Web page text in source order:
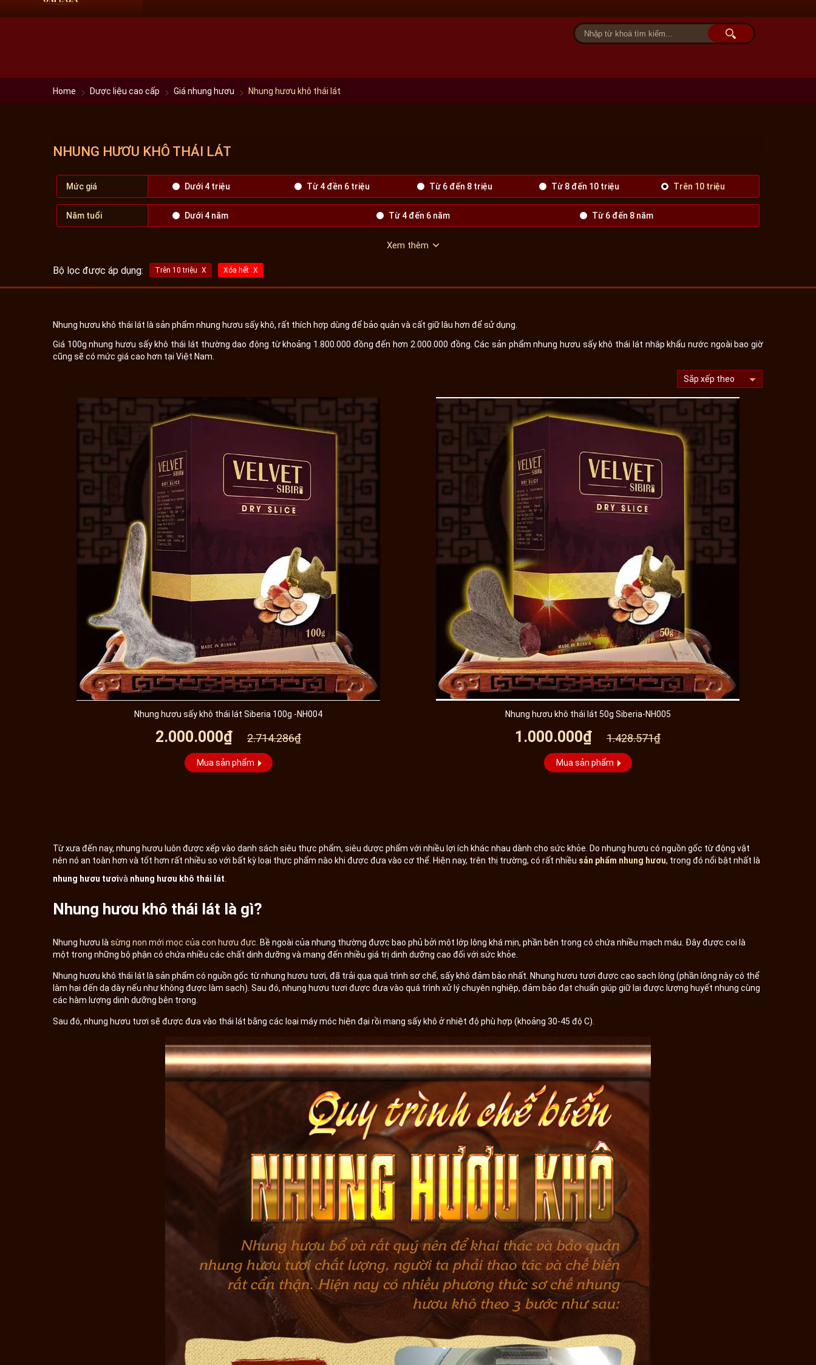
Home Dược liệu cao cấp Giá nhung hươu Nhung hươu khô thái lát
NHUNG HƯƠU KHÔ THÁI LÁT
Mức giá Dưới 4 triệu Từ 4 đền 6 triệu Từ 6 đến 8 triệu Từ 8 đến 10 triệu Trên 10 triệu
Năm tuổi Dưới 4 năm Từ 4 đến 6 năm Từ 6 đến 8 năm
Xem thêm
Bộ lọc được áp dụng: Trên 10 triệu Xóa hết
Nhung hươu khô thái lát là sản phẩm nhung hươu sấy khô, rất thích hợp dùng để bảo quản và cất giữ lâu hơn để sử dụng.
Giá 100g nhung hươu sấy khô thái lát thường dao động từ khoảng 1.800.000 đồng đến hơn 2.000.000 đồng. Các sản phẩm nhung hươu sấy khô thái lát nhâp khẩu nước ngoài bao giờ
cũng sẽ có mức giá cao hơn tại Việt Nam.
Nhung hươu sấy khô thái lát Siberia 100g -NH004
2.000.000₫ 2.714.286₫
Mua sản phẩm
Nhung hươu khô thái lát 50g Siberia-NH005
1.000.000₫ 1.428.571₫
Mua sản phẩm
Từ xưa đến nay, nhung hươu luôn được xếp vào danh sách siêu thực phẩm, siêu dược phẩm với nhiều lợi ích khác nhau dành cho sức khỏe. Do nhung hươu có nguồn gốc từ động vật
nên nó an toàn hơn và tốt hơn rất nhiều so với bất kỳ loại thực phẩm nào khi được đưa vào cơ thể. Hiện nay, trên thị trường, có rất nhiều sản phẩm nhung hươu, trong đó nổi bật nhất là
nhung hươu tươivà nhung hươu khô thái lát
Nhung hươu khô thái lát là gì?
Nhung hươu là sừng non mới mọc của con hươu đực . Bề ngoài của nhung thường được bao phủ bởi một lớp lông khá mịn, phần bên trong có chứa nhiều mạch máu. Đây được coi là
một trong những bộ phận có chứa nhiều các chất dinh dưỡng và mang đến nhiều giá trị dinh dưỡng cao đối với sức khỏe.
Nhung hươu khô thái lát là sản phẩm có nguồn gốc từ nhung hươu tươi, đã trải qua quá trình sơ chế, sấy khô đảm bảo nhất. Nhung hươu tươi được cạo sạch lông (phần lông này có thể
làm hại đến dạ dày nếu như không được làm sạch). Sau đó, nhung hươu tươi được đưa vào quá trình xử lý chuyên nghiệp, đảm bảo đạt chuẩn giúp giữ lại được lượng huyết nhung cùng
các hàm lượng dinh dưỡng bên trong.
Sau đó, nhung hươu tươi sẽ được đưa vào thái lát bằng các loại máy móc hiện đại rồi mang sấy khô ở nhiệt độ phù hợp (khoảng 30-45 độ C).